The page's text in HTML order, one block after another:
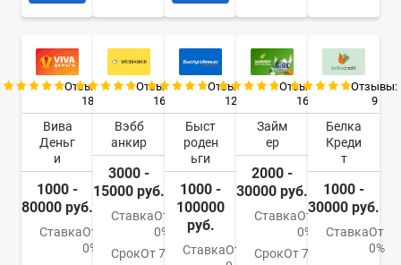
Отзывы:
18
Вива
Деньг
и
1000 -
80000 руб.
СтавкаОт
0%
Отзывы:
16
Вэбб
анкир
3000 -
15000 руб.
СтавкаОт
0%
СрокОт 7
Отзывы:
12
Быст
роден
ьги
1000 -
100000
руб.
СтавкаОт
Отзывы:
16
Займ
ер
2000 -
30000 руб.
СтавкаОт
0%
СрокОт 7
Отзывы:
9
Белка
Креди
т
1000 -
30000 руб.
СтавкаОт
0%